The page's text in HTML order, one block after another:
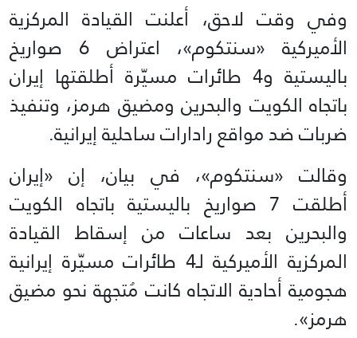
وفي وقت لاحق، أعلنت القيادة المركزية
الأميركية «سنتكوم»، اعتراض 6 صواريخ
باليستية و4 طائرات مسيّرة أطلقتها إيران
باتجاه الكويت والبحرين ومضيق هرمز، وتنفيذ
ضربات ضد مواقع رادارات ساحلية إيرانية.
وقالت «سنتكوم»، في بيان، إن «إيران
أطلقت 7 صواريخ باليستية باتجاه الكويت
والبحرين بعد ساعات من إسقاط القيادة
المركزية الأميركية لـ4 طائرات مسيّرة إيرانية
هجومية أحادية الاتجاه كانت مُتجهة نحو مضيق
هرمز».